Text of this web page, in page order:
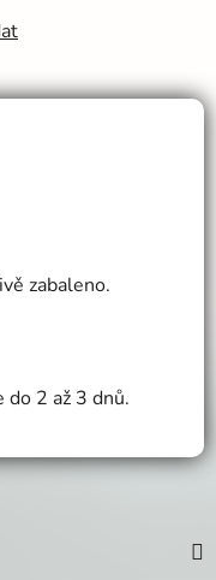
zabaleno.
do 2 až 3 dnů.